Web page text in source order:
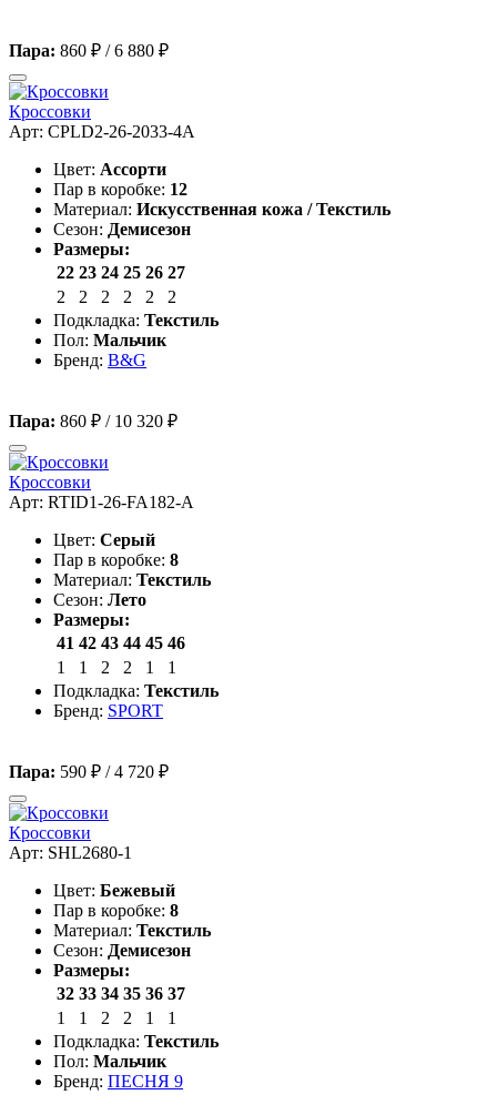
Пара: 860 ₽ /6 880 ₽
Кроссовки
Арт: CPLD2-26-2033-4A
Цвет: Ассорти
Пар в коробке: 12
Материал: Искусственная кожа / Текстиль
Сезон: Демисезон
Размеры:
22 23 24 25 26 27
2
2 2 2 2
2
Подкладка: Текстиль
Пол: Мальчик
Бренд: B&G
Пара: 860 ₽ / 10 320 ₽
Кроссовки
Арт: RTID1-26-FA182-A
Цвет: Серый
Пар в коробке: 8
Материал: Текстиль
Сезон: Лето
Размеры:
41 42 43 44 45 46
1
1 2 2 1
1
Подкладка: Текстиль
Бренд: SPORT
Пара: 590 ₽ /4 720 ₽
Кроссовки
Арт: SHL2680-1
Цвет: Бежевый
Пар в коробке: 8
Материал: Текстиль
Сезон: Демисезон
Размеры:
32 33 34 35 36 37
1
1 2 2 1
1
Подкладка: Текстиль
Пол: Мальчик
Бренд: ПЕСНЯ 9